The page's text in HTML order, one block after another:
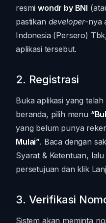
resmiwondr by BNI
pastikan developer-nya
Indonesia (Persero)
aplikasi tersebut.
2. Registrasi
Buka aplikasi yang
beranda, pilih menu
yang belum punya
Mulai”. Baca dengan
Syarat & Ketentuan,
persetujuan dan klik
3. Verifikasi
Sistem akan meminta